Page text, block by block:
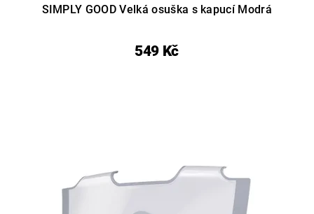
SIMPLY GOOD Velká osuška s kapucí Modrá
549 Kč